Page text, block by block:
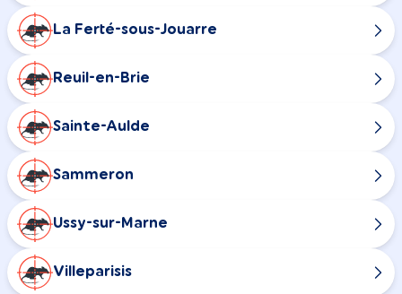
La Ferté-sous-Jouarre
Reuil-en-Brie
Sainte-Aulde
Sammeron
Ussy-sur-Marne
Villeparisis